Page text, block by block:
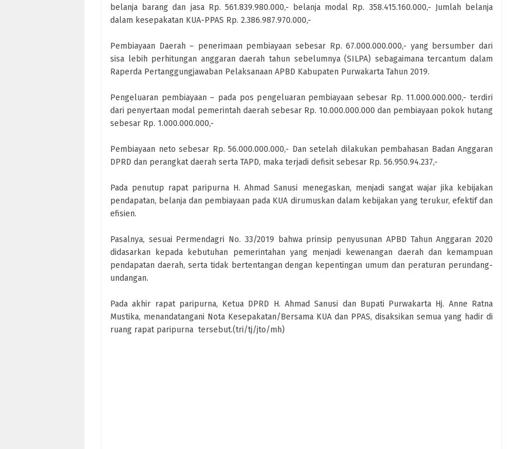
belanja barang dan jasa Rp. 561.839.980.000,- belanja modal Rp. 358.415.160.000,- Jumlah belanja
dalam kesepakatan KUA-PPAS Rp. 2.386.987.970.000,-
Pembiayaan Daerah – penerimaan pembiayaan sebesar Rp. 67.000.000.000,- yang bersumber dari
sisa lebih perhitungan anggaran daerah tahun sebelumnya (SILPA) sebagaimana tercantum dalam
Raperda Pertanggungjawaban Pelaksanaan APBD Kabupaten Purwakarta Tahun 2019.
Pengeluaran pembiayaan – pada pos pengeluaran pembiayaan sebesar Rp. 11.000.000.000,- terdiri
dari penyertaan modal pemerintah daerah sebesar Rp. 10.000.000.000 dan pembiayaan pokok hutang
sebesar Rp. 1.000.000.000,-
Pembiayaan neto sebesar Rp. 56.000.000.000,- Dan setelah dilakukan pembahasan Badan Anggaran
DPRD dan perangkat daerah serta TAPD, maka terjadi defisit sebesar Rp. 56.950.94.237,-
Pada penutup rapat paripurna H. Ahmad Sanusi menegaskan, menjadi sangat wajar jika kebijakan
pendapatan, belanja dan pembiayaan pada KUA dirumuskan dalam kebijakan yang terukur, efektif dan
efisien.
Pasalnya, sesuai Permendagri No. 33/2019 bahwa prinsip penyusunan APBD Tahun Anggaran 2020
didasarkan kepada kebutuhan pemerintahan yang menjadi kewenangan daerah dan kemampuan
pendapatan daerah, serta tidak bertentangan dengan kepentingan umum dan peraturan perundang-
undangan.
Pada akhir rapat paripurna, Ketua DPRD H. Ahmad Sanusi dan Bupati Purwakarta Hj. Anne Ratna
Mustika, menandatangani Nota Kesepakatan/Bersama KUA dan PPAS, disaksikan semua yang hadir di
ruang rapat paripurna tersebut.(tri/tj/jto/mh)